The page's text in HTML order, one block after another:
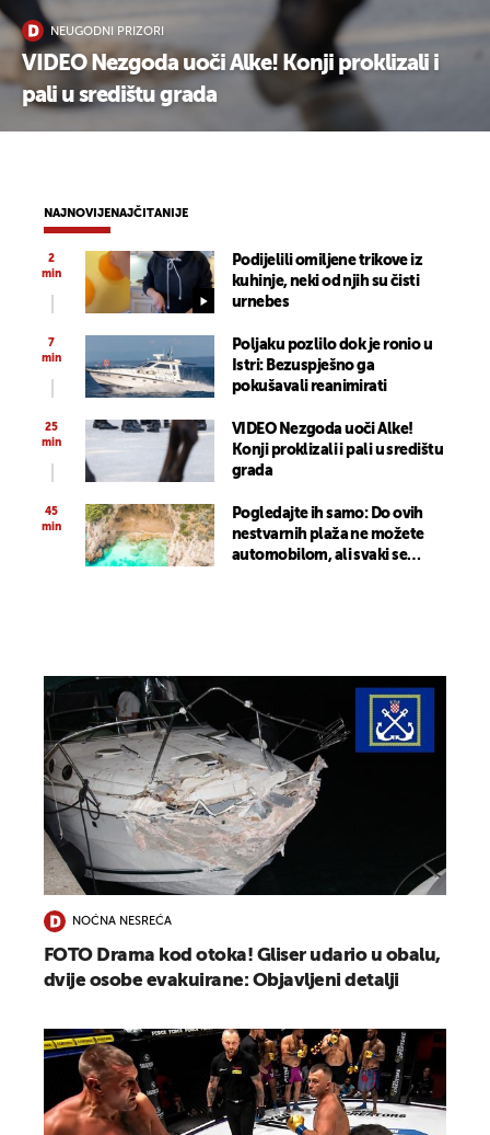
NEUGODNI PRIZORI
VIDEO Nezgoda uoči Alke! Konji proklizali i
pali u središtu grada
NAJNOVIJENAJČITANIJE
2
min
Podijelili omiljene trikove iz
kuhinje, neki od njih su čisti
urnebes
7
min
Poljaku pozlilo dok je ronio u
Istri: Bezuspješno ga
pokušavali reanimirati
25
min
VIDEO Nezgoda uoči Alke!
Konji proklizali i pali u središtu
grada
45
min
Pogledajte ih samo: Do ovih
nestvarnih plaža ne možete
automobilom, ali svaki se
NOĆNA NESREĆA
FOTO Drama kod otoka! Gliser udario u obalu,
dvije osobe evakuirane: Objavljeni detalji